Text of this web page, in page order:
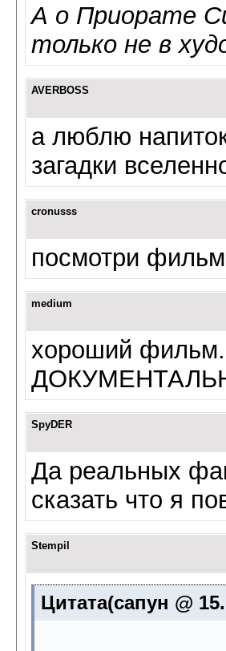
А о Приорате
только не в
AVERBOSS
а люблю
загадки
cronusss
посмотри
medium
хороший
SpyDER
Да реальных
сказать что я
Stempil
Цитата(сапун @